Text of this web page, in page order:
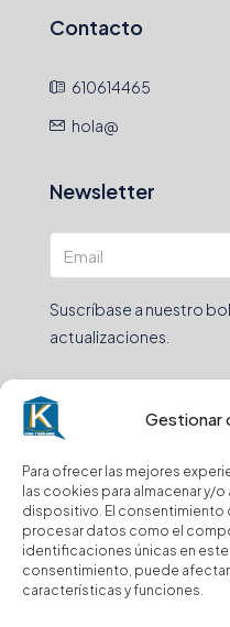
Gestionar
Para ofrecer las mejores
las cookies para almacenar y/
dispositivo. El consentimiento
procesar datos como el
identificaciones únicas en
consentimiento, puede
características y funciones.
Contacto
610614465
hola@
Newsletter
Suscríbase a nuestro
actualizaciones.
© Kasa y Hablamos -